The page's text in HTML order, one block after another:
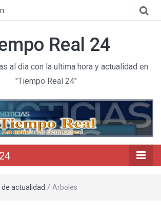
Real 24
al dia con la ultima hora y actualidad en
"Tiempo Real 24"
de actualidad / Arboles